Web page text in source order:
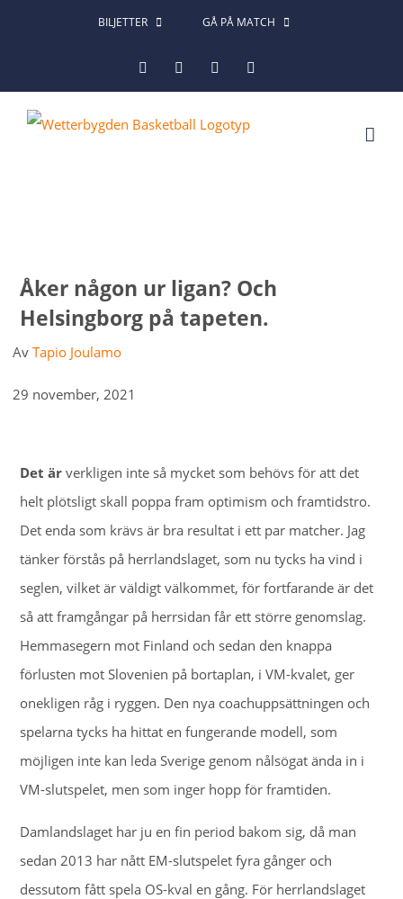
BILJETTER GÅ PÅ MATCH
FacebookInstagram
Åker någon ur ligan? Och
Helsingborg på tapeten.
AvTapio Joulamo
29 november, 2021
Det är verkligen inte så mycket som behövs för att det
helt plötsligt skall poppa fram optimism och framtidstro.
Det enda som krävs är bra resultat i ett par matcher. Jag
tänker förstås på herrlandslaget, som nu tycks ha vind i
seglen, vilket är väldigt välkommet, för fortfarande är det
så att framgångar på herrsidan får ett större genomslag.
Hemmasegern mot Finland och sedan den knappa
förlusten mot Slovenien på bortaplan, i VM-kvalet, ger
onekligen råg i ryggen. Den nya coachuppsättningen och
spelarna tycks ha hittat en fungerande modell, som
möjligen inte kan leda Sverige genom nålsögat ända in i
VM-slutspelet, men som inger hopp för framtiden.
Damlandslaget har ju en fin period bakom sig, då man
sedan 2013 har nått EM-slutspelet fyra gånger och
dessutom fått spela OS-kval en gång. För herrlandslaget